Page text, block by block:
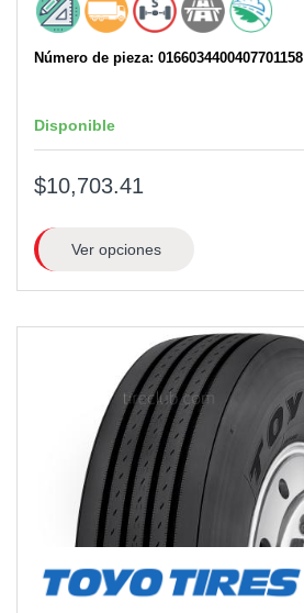
Número de pieza: 0166034400407701158
Disponible
$10,703.41
Ver opciones